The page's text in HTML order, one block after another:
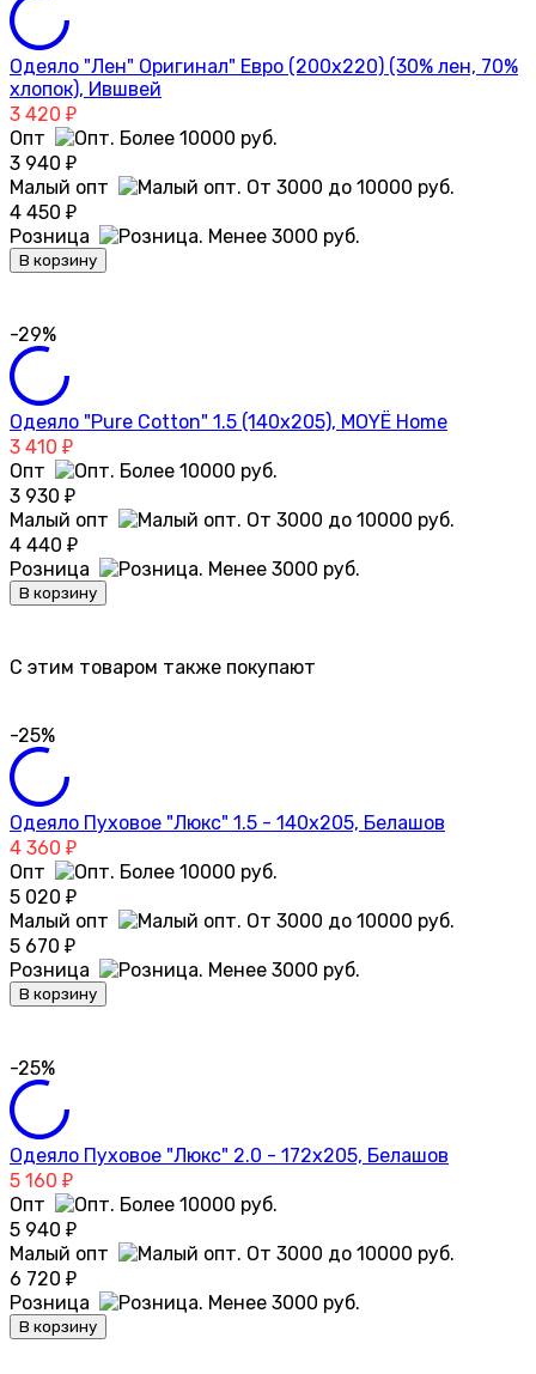
Одеяло "Лен" Оригинал" Евро (200х220) (30% лен, 70%
хлопок), Ившвей
3 420 ₽
Опт
3 940 ₽
Малый опт
4 450 ₽
Розница
В корзину
-29%
Одеяло "Pure Cotton" 1.5 (140х205), MOYЁ Home
3 410 ₽
Опт
3 930 ₽
Малый опт
4 440 ₽
Розница
В корзину
C этим товаром также покупают
-25%
Одеяло Пуховое "Люкс" 1.5 - 140х205, Белашов
4 360 ₽
Опт
5 020 ₽
Малый опт
5 670 ₽
Розница
В корзину
-25%
Одеяло Пуховое "Люкс" 2.0 - 172х205, Белашов
5 160 ₽
Опт
5 940 ₽
Малый опт
6 720 ₽
Розница
В корзину